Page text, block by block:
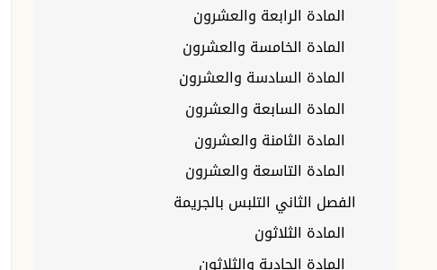
المادة الرابعة والعشرون
المادة الخامسة والعشرون
المادة السادسة والعشرون
المادة السابعة والعشرون
المادة الثامنة والعشرون
المادة التاسعة والعشرون
الفصل الثاني التلبس بالجريمة
المادة الثلاثون
المادة الحادية والثلاثون